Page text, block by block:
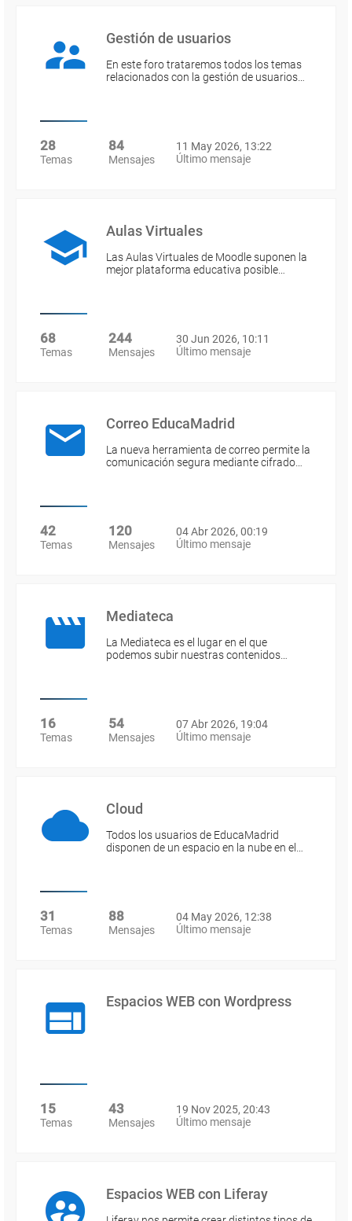
Gestión de usuarios
En este foro trataremos todos los temas
relacionados con la gestión de usuarios…
28
Temas
84
Mensajes
11 May 2026, 13:22
Último mensaje
Aulas Virtuales
Las Aulas Virtuales de Moodle suponen la
mejor plataforma educativa posible…
68
Temas
244
Mensajes
30 Jun 2026, 10:11
Último mensaje
Correo EducaMadrid
La nueva herramienta de correo permite la
comunicación segura mediante cifrado…
42
Temas
120
Mensajes
04 Abr 2026, 00:19
Último mensaje
Mediateca
La Mediateca es el lugar en el que
podemos subir nuestras contenidos…
16
Temas
54
Mensajes
07 Abr 2026, 19:04
Último mensaje
Cloud
Todos los usuarios de EducaMadrid
disponen de un espacio en la nube en el…
31
Temas
88
Mensajes
04 May 2026, 12:38
Último mensaje
Espacios WEB con Wordpress
15
Temas
43
Mensajes
19 Nov 2025, 20:43
Último mensaje
Espacios WEB con Liferay